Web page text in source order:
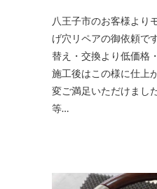
八王子市のお客様より
げ穴リペアの御依頼で
替え・交換より低価格
施工後はこの様に仕上
変ご満足いただけまし
等…